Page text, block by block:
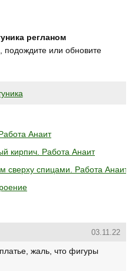
регланом
подождите или обновите
Анаит
кирпич. Работа Анаит
сверху спицами. Работа Анаит
03.11.22
жаль, что фигуры